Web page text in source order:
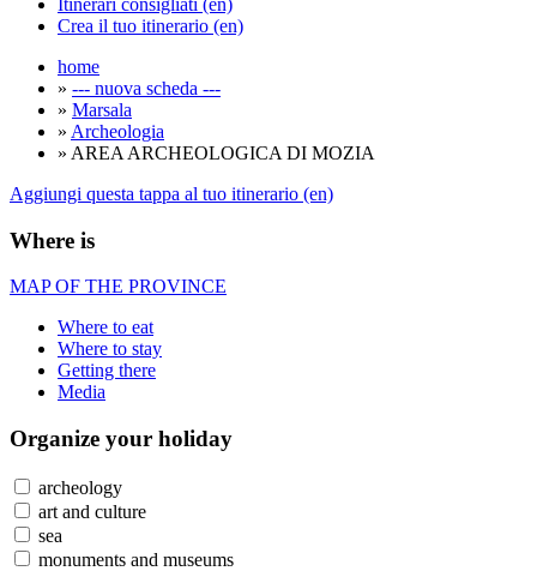
Itinerari consigliati (en)
Crea il tuo itinerario (en)
home
» --- nuova scheda ---
» Marsala
» Archeologia
» AREA ARCHEOLOGICA DI MOZIA
Aggiungi questa tappa al tuo itinerario (en)
Where is
MAP OF THE PROVINCE
Where to eat
Where to stay
Getting there
Media
Organize your holiday
archeology
art and culture
sea
monuments and museums